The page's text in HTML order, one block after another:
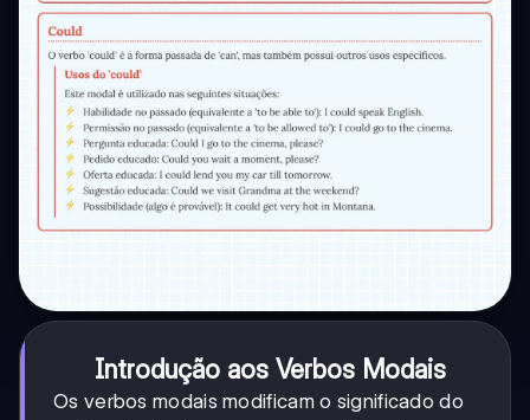
Introdução aos Verbos Modais
Os verbos modais modificam o significado do